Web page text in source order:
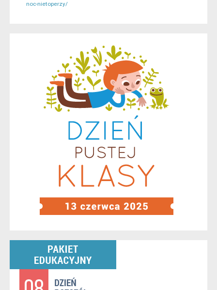
noc-nietoperzy/